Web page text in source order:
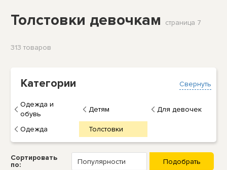
Толстовки девочкам страница 7
313 товаров
Свернуть
Категории
Одежда и
обувь
Детям Для девочек
Одежда Толстовки
Сортировать
по: